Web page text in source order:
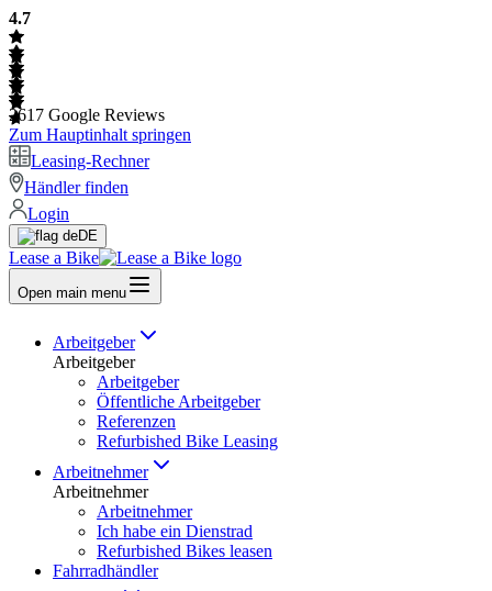
4.7
2617 Google Reviews
Zum Hauptinhalt springen
Leasing-Rechner
Händler finden
Login
DE
Lease a Bike
Open main menu
Arbeitgeber
Arbeitgeber
Arbeitgeber
Öffentliche Arbeitgeber
Referenzen
Refurbished Bike Leasing
Arbeitnehmer
Arbeitnehmer
Arbeitnehmer
Ich habe ein Dienstrad
Refurbished Bikes leasen
Fahrradhändler